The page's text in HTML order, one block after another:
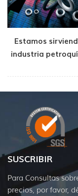
Estamos
industria
SUSCRIBIR
Para Consultas
precios, por favor,